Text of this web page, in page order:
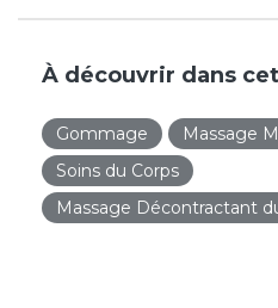
À découvrir dans
Gommage
Massage
Soins du Corps
Massage Décontractant